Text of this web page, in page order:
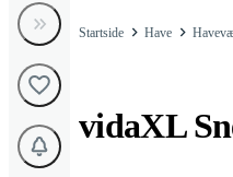
Startside Have
vidaXL